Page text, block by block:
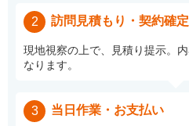
2 訪問見積もり・契約確定
現地視察の上で、見積り提示。
なります。
3 当日作業・お支払い